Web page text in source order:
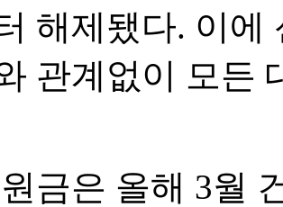
해제됐다. 이에
관계없이 모든
금은 올해 3월